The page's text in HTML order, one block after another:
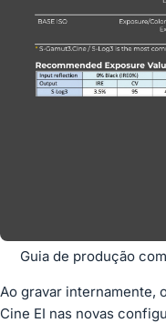
Guia de produção
Ao gravar internamente,
Cine EI nas novas